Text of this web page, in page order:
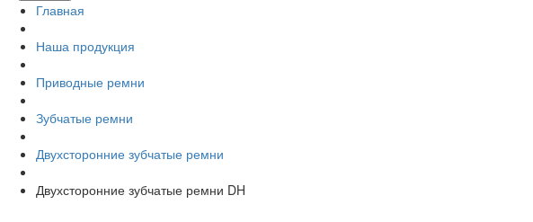
Главная
Наша продукция
Приводные ремни
Зубчатые ремни
Двухсторонние зубчатые ремни
Двухсторонние зубчатые ремни DH